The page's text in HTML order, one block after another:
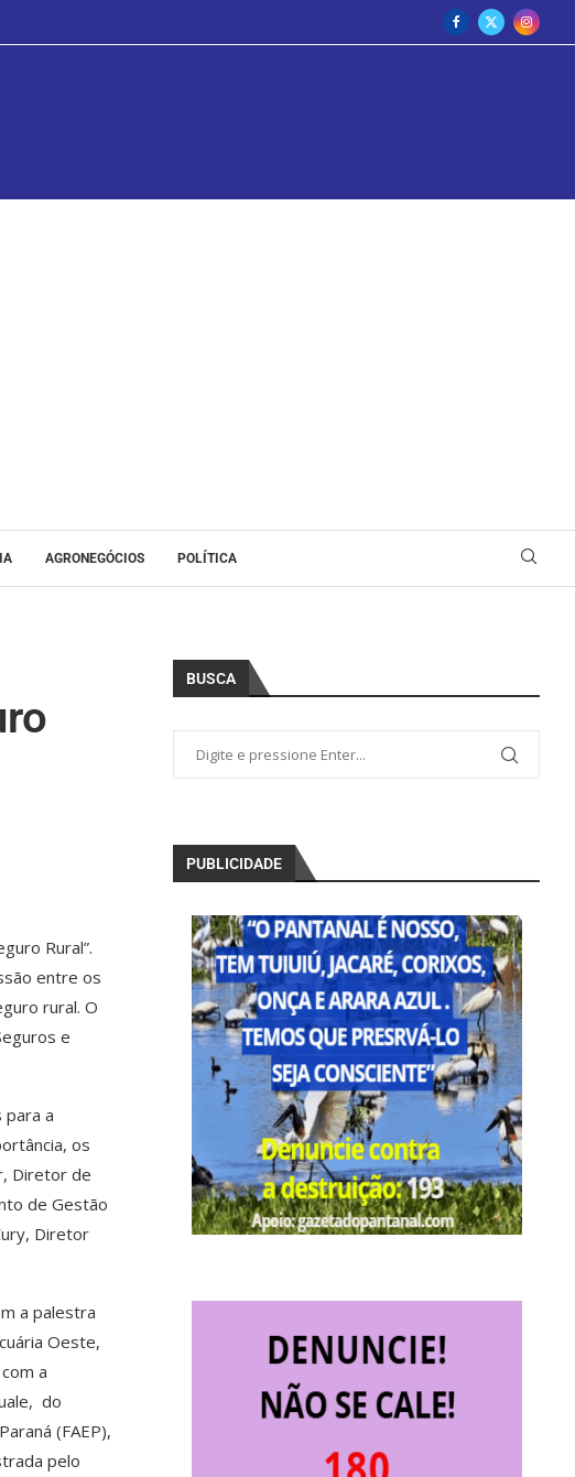
AGRONEGÓCIOS POLÍTICA
Rural”.
entre os
rural. O
e
para a
os
Diretor de
de Gestão
Diretor
a palestra
Oeste,
a
do
(FAEP),
pelo
BUSCA
PUBLICIDADE